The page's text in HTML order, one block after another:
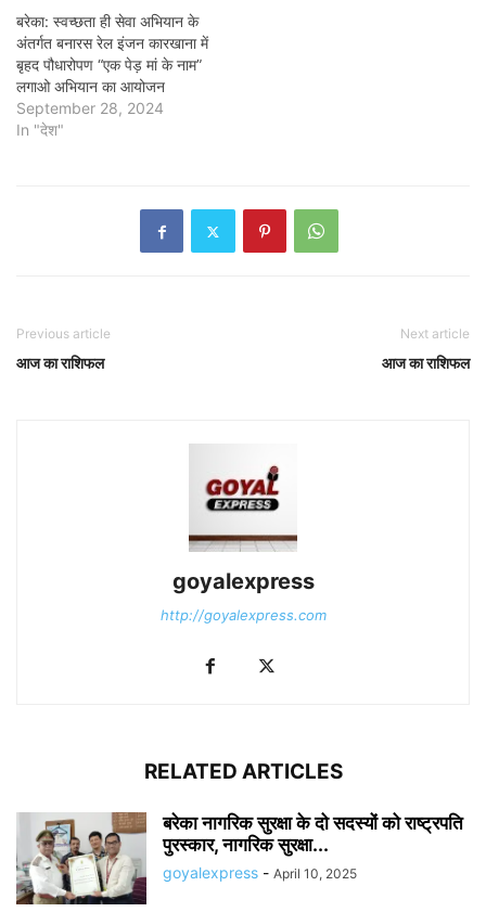
बरेका: स्वच्छता ही सेवा अभियान के
अंतर्गत बनारस रेल इंजन कारखाना में
बृहद पौधारोपण “एक पेड़ मां के नाम”
लगाओ अभियान का आयोजन
September 28, 2024
In "देश"
Previous article
आज का राशिफल
Next article
आज का राशिफल
goyalexpress
http://goyalexpress.com
RELATED ARTICLES
बरेका नागरिक सुरक्षा के दो सदस्यों को राष्ट्रपति
पुरस्कार, नागरिक सुरक्षा...
goyalexpress - April 10, 2025